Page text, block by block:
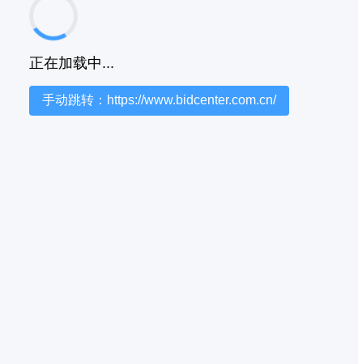
正在加载中...
手动跳转：https://www.bidcenter.com.cn/